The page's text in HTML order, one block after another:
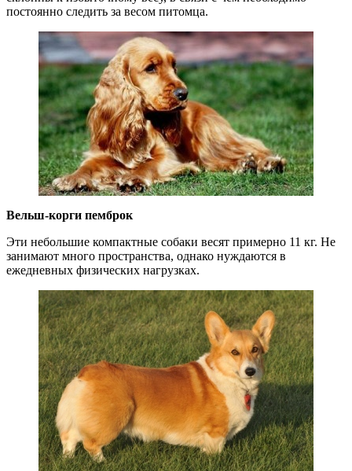
постоянно следить за весом питомца.
Вельш-корги пемброк
Эти небольшие компактные собаки весят примерно 11 кг. Не
занимают много пространства, однако нуждаются в
ежедневных физических нагрузках.